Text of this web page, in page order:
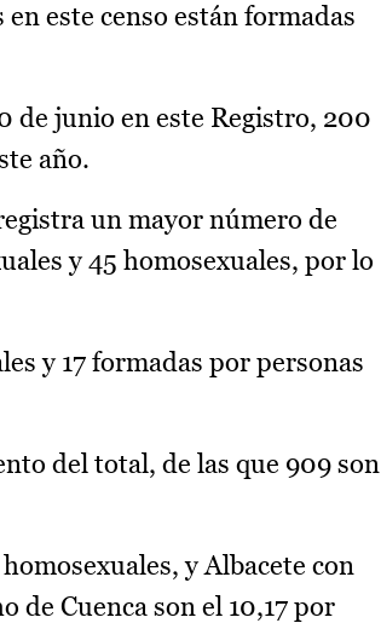
este censo están formadas
de junio en este Registro, 200
año.
un mayor número de
y 45 homosexuales, por lo
y 17 formadas por personas
del total, de las que 909 son
y Albacete con
de Cuenca son el 10,17 por